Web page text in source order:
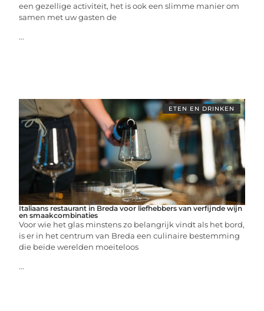
een gezellige activiteit, het is ook een slimme manier om
samen met uw gasten de
...
ETEN EN DRINKEN
Italiaans restaurant in Breda voor liefhebbers van verfijnde wijn
en smaakcombinaties
Voor wie het glas minstens zo belangrijk vindt als het bord,
is er in het centrum van Breda een culinaire bestemming
die beide werelden moeiteloos
...